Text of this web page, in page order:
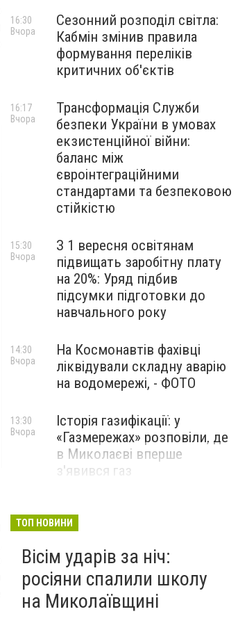
Сезонний розподіл світла:
Кабмін змінив правила
формування переліків
критичних об'єктів
16:30
Вчора
Трансформація Служби
безпеки України в умовах
екзистенційної війни:
баланс між
євроінтеграційними
стандартами та безпековою
стійкістю
16:17
Вчора
З 1 вересня освітянам
підвищать заробітну плату
на 20%: Уряд підбив
підсумки підготовки до
навчального року
15:30
Вчора
На Космонавтів фахівці
ліквідували складну аварію
на водомережі, - ФОТО
14:30
Вчора
Історія газифікації: у
«Газмережах» розповіли, де
в Миколаєві вперше
з'явився газ
13:30
Вчора
Миколаєві 2026: шукаємо
перезавантаження
ПАРТНЕРСЬКИЙ СПЕЦПРОЄКТ
Вчора
ТОП НОВИНИ
Вісім ударів за ніч:
росіяни спалили школу
на Миколаївщині